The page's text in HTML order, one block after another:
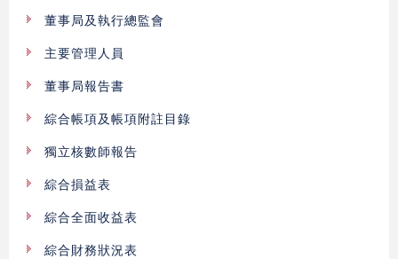
董事局及執行總監會
主要管理人員
董事局報告書
綜合帳項及帳項附註目錄
獨立核數師報告
綜合損益表
綜合全面收益表
綜合財務狀況表